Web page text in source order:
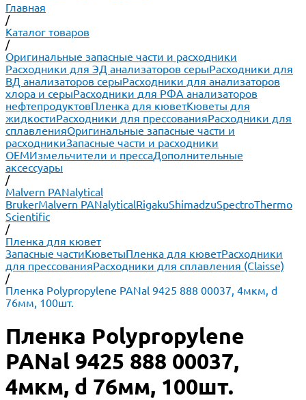
Главная
/
Каталог товаров
/
Оригинальные запасные части и расходники
Расходники для ЭД анализаторов серыРасходники для
ВД анализаторов серыРасходники для анализаторов
хлора и серыРасходники для РФА анализаторов
нефтепродуктовПленка для кюветКюветы для
жидкостиРасходники для прессованияРасходники для
сплавленияОригинальные запасные части и
расходникиЗапасные части и расходники
ОЕМИзмельчители и прессаДополнительные
аксессуары
/
Malvern PANalytical
BrukerMalvern PANalyticalRigakuShimadzuSpectroThermo
Scientific
/
Пленка для кювет
Запасные частиКюветыПленка для кюветРасходники
для прессованияРасходники для сплавления (Claisse)
/
Пленка Polypropylene PANal 9425 888 00037, 4мкм, d
76мм, 100шт.
Пленка Polypropylene
PANal 9425 888 00037,
4мкм, d 76мм, 100шт.